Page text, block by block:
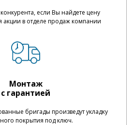
если Вы найдете цену
акции в отделе продаж компании
Монтаж
с гарантией
бригады произведут укладку
покрытия под ключ.